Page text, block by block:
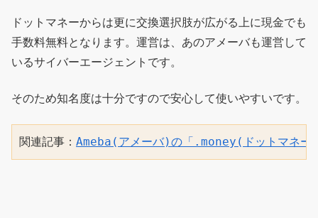
ドットマネーからは更に交換選択肢が広がる上に現金でも
手数料無料となります。運営は、あのアメーバも運営して
いるサイバーエージェントです。
そのため知名度は十分ですので安心して使いやすいです。
関連記事： Ameba(アメーバ)の「.money(ドットマネー